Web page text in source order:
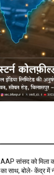
AAP सांसद को मिला
का साथ, बोले- केंद्र में